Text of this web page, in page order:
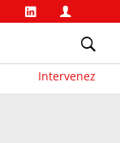
Intervenez